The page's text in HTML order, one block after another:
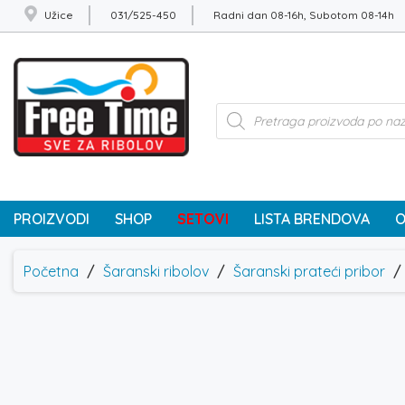
Užice 031/525-450 Radni dan 08-16h, Subotom 08-14h
Products
search
PROIZVODI SHOP SETOVI LISTA BRENDOVA
Početna / Šaranski ribolov / Šaranski prateći pribor /